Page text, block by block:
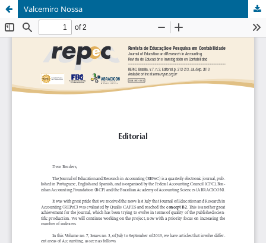
Valcemiro Nossa